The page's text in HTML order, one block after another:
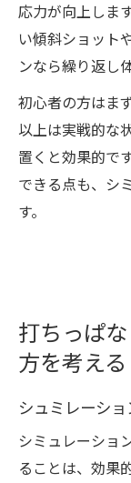
応力が向上しま
い傾斜ショット
ンなら繰り返し
初心者の方はま
以上は実戦的な
置くと効果的で
できる点も、シ
す。
打ちっぱ
方を考える
シュミレーシ
シミュレーショ
ることは、効果